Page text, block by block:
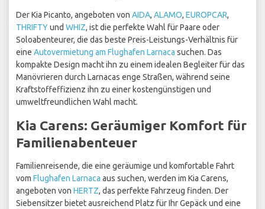
Der Kia Picanto, angeboten von AIDA, ALAMO, EUROPCAR,
THRIFTYund WHIZ, ist die perfekte Wahl für Paare oder
Soloabenteurer, die das beste Preis-Leistungs-Verhältnis für
eine Autovermietung am Flughafen Larnaca suchen. Das
kompakte Design macht ihn zu einem idealen Begleiter für das
Manövrieren durch Larnacas enge Straßen, während seine
Kraftstoffeffizienz ihn zu einer kostengünstigen und
umweltfreundlichen Wahl macht.
Kia Carens: Geräumiger Komfort für
Familienabenteuer
Familienreisende, die eine geräumige und komfortable Fahrt
vom Flughafen Larnaca aus suchen, werden im Kia Carens,
angeboten von HERTZ, das perfekte Fahrzeug finden. Der
Siebensitzer bietet ausreichend Platz für Ihr Gepäck und eine